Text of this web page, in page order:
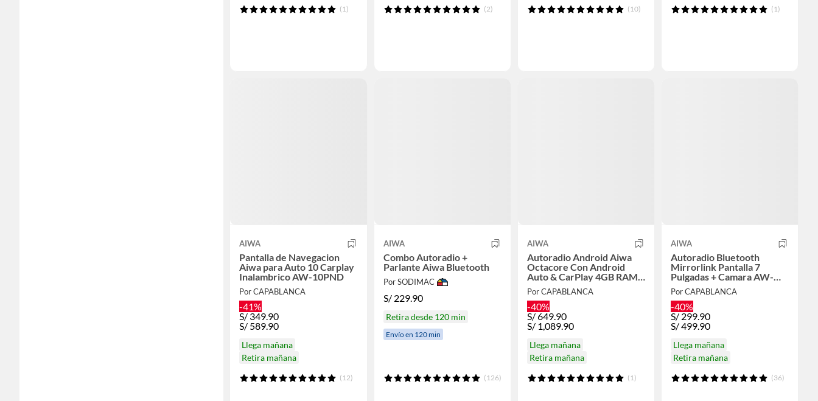
(1) (2) (10) (1)
AIWA
Pantalla de Navegacion
Aiwa para Auto 10 Carplay
Inalambrico AW-10PND
Por CAPABLANCA
-41%
S/349.90
S/ 589.90
Llega mañana
Retira mañana
(12)
AIWA
Combo Autoradio +
Parlante Aiwa Bluetooth
Por SODIMAC
S/ 229.90
Retira desde 120 min
Envío en 120 min
(126)
AIWA
Autoradio Android Aiwa
Octacore Con Android
Auto & CarPlay 4GB RAM +
64GB GPSWiFi AW-A928C
Por CAPABLANCA
-40%
S/649.90
S/ 1,089.90
Llega mañana
Retira mañana
(1)
AIWA
Autoradio Bluetooth
Mirrorlink Pantalla 7
Pulgadas + Camara AW-
W660BT
Por CAPABLANCA
-40%
S/299.90
S/499.90
Llega mañana
Retira mañana
(36)